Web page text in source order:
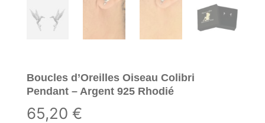
Boucles d’Oreilles Oiseau Colibri
Pendant – Argent 925 Rhodié
65,20 €